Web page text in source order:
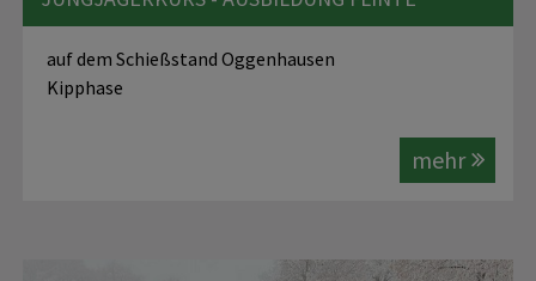
auf dem Schießstand Oggenhausen
Kipphase
mehr